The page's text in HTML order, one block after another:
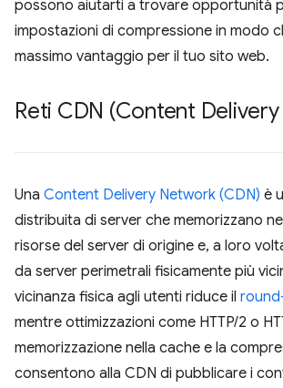
possono aiutarti a trovare opportunità
impostazioni di compressione in modo
massimo vantaggio per il tuo sito web.
Reti CDN (Content
Una Content Delivery Network (CDN) è
distribuita di server che memorizzano
risorse del server di origine e, a loro
da server perimetrali fisicamente più
vicinanza fisica agli utenti riduce il
mentre ottimizzazioni come HTTP/2 o
memorizzazione nella cache e la
consentono alla CDN di pubblicare i